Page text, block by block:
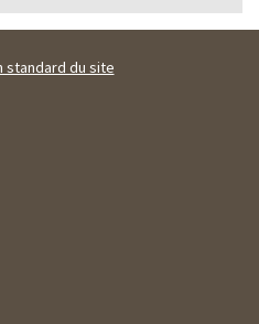
standard du site